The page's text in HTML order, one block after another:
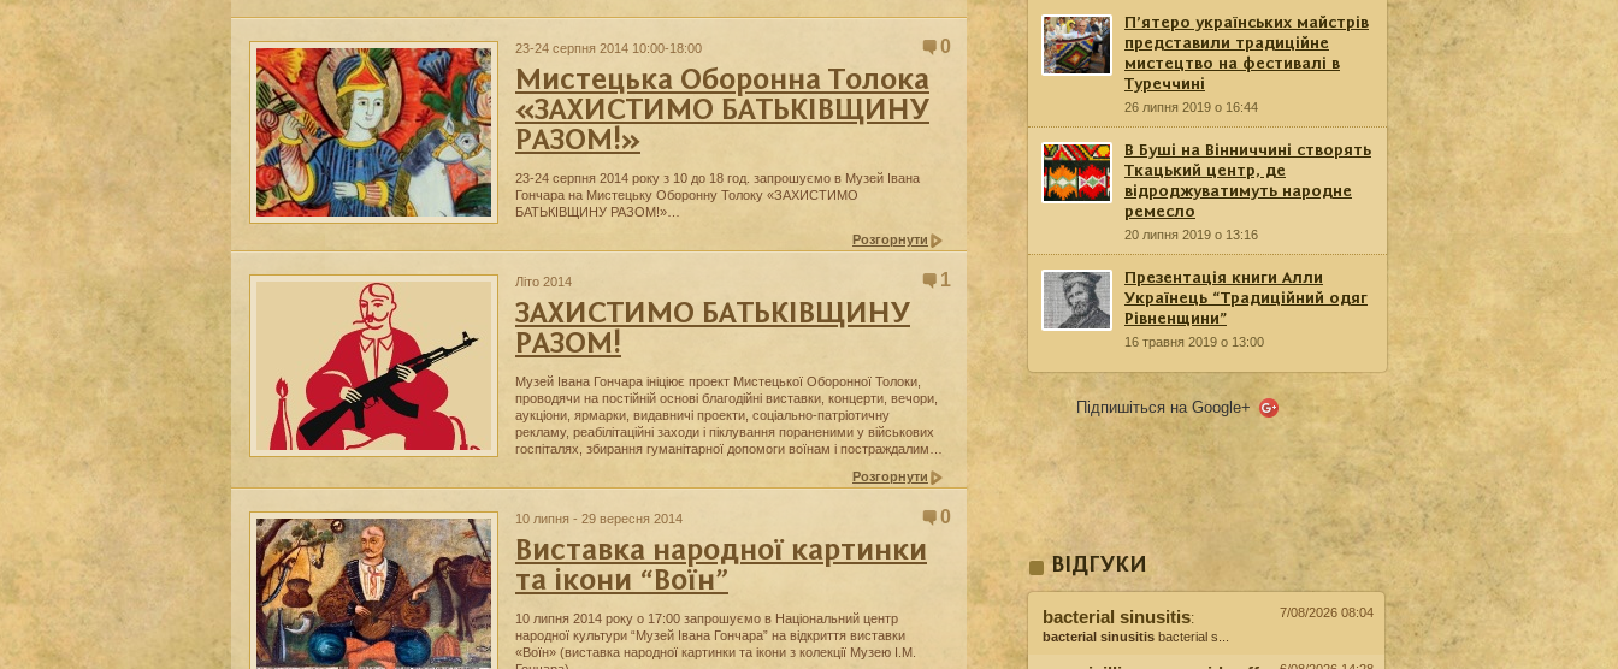
23-24 серпня 2014 10:00-18:00 0
Мистецька Оборонна Толока
«ЗАХИСТИМО БАТЬКІВЩИНУ
РАЗОМ!»
23-24 серпня 2014 року з 10 до 18 год. запрошуємо в Музей Івана
Гончара на Мистецьку Оборонну Толоку «ЗАХИСТИМО
БАТЬКІВЩИНУ РАЗОМ!»…
Розгорнути
Літо 2014 1
ЗАХИСТИМО БАТЬКІВЩИНУ
РАЗОМ!
Музей Івана Гончара ініціює проект Мистецької Оборонної Толоки,
проводячи на постійній основі благодійні виставки, концерти, вечори,
аукціони, ярмарки, видавничі проекти, соціально-патріотичну
рекламу, реабілітаційні заходи і піклування пораненими у військових
госпіталях, збирання гуманітарної допомоги воїнам і постраждалим…
Розгорнути
10 липня - 29 вересня 2014 0
Виставка народної картинки
та ікони “Воїн”
10 липня 2014 року о 17:00 запрошуємо в Національний центр
народної культури “Музей Івана Гончара” на відкриття виставки
«Воїн» (виставка народної картинки та ікони з колекції Музею І.М.
П’ятеро українських майстрів
представили традиційне
мистецтво на фестивалі в
Туреччині
26 липня 2019 о 16:44
В Буші на Вінниччині створять
Ткацький центр, де
відроджуватимуть народне
ремесло
20 липня 2019 о 13:16
Презентація книги Алли
Українець “Традиційний одяг
Рівненщини”
16 травня 2019 о 13:00
Підпишіться на Google+
ВІДГУКИ
bacterial sinusitis:
bacterial sinusitis bacterial s...
7/08/2026 08:04